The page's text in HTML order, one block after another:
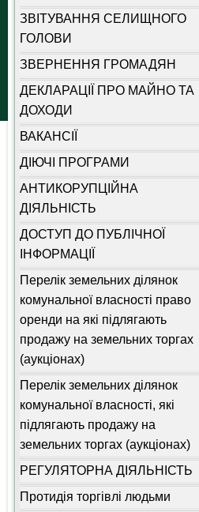
ЗВІТУВАННЯ СЕЛИЩНОГО
ГОЛОВИ
ЗВЕРНЕННЯ ГРОМАДЯН
ДЕКЛАРАЦІЇ ПРО МАЙНО ТА
ДОХОДИ
ВАКАНСІЇ
ДІЮЧІ ПРОГРАМИ
АНТИКОРУПЦІЙНА
ДІЯЛЬНІСТЬ
ДОСТУП ДО ПУБЛІЧНОЇ
ІНФОРМАЦІЇ
Перелік земельних ділянок
комунальної власності право
оренди на які підлягають
продажу на земельних торгах
(аукціонах)
Перелік земельних ділянок
комунальної власності, які
підлягають продажу на
земельних торгах (аукціонах)
РЕГУЛЯТОРНА ДІЯЛЬНІСТЬ
Протидія торгівлі людьми